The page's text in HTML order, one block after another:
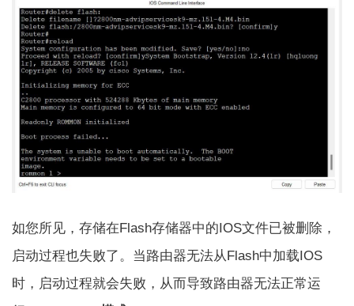
如您所见，存储在Flash存储器中的IOS文件已被删除，
启动过程也失败了。当路由器无法从Flash中加载IOS
时，启动过程就会失败，从而导致路由器无法正常运